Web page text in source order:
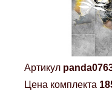
Артикул
Цена комплекта